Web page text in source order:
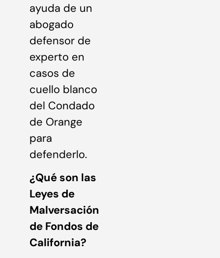
ayuda de un
abogado
defensor de
experto en
casos de
cuello blanco
del Condado
de Orange
para
defenderlo.
¿Qué son las
Leyes de
Malversación
de Fondos de
California?